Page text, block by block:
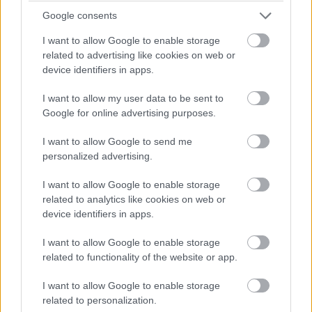
Google consents
I want to allow Google to enable storage
related to advertising like cookies on web or
device identifiers in apps.
I want to allow my user data to be sent to
Google for online advertising purposes.
I want to allow Google to send me
personalized advertising.
I want to allow Google to enable storage
related to analytics like cookies on web or
device identifiers in apps.
I want to allow Google to enable storage
related to functionality of the website or app.
I want to allow Google to enable storage
related to personalization.
Ez volt az iMac, amelyet éppen 25 éve pillanthatott meg
először a világ. Az 1998. május 6-án leleplezett, de csak
augusztus 15-én piacra dobott gépről sokat elmond,
hogy még ma is extravagánsnak hat az áramvonalas,
részben áttetsző színes burkolatával, a maga korában
viszont valósággal sokkolta a többnyire szögletes, bézs